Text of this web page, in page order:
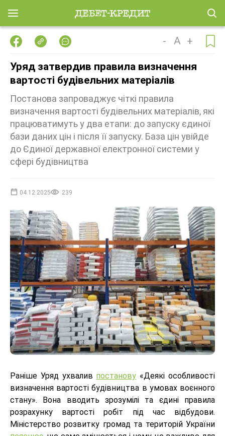
- A +
Уряд затвердив правила визначення
вартості будівельних матеріалів
Постанова запроваджує чіткі правила
визначення вартості будівельних матеріалів, які
працюватимуть у два етапи: до запуску єдиної
бази даних цін і після її запуску. База цін увійде
до Єдиної державної електронної системи у
сфері будівництва
04.12.2025 239
Раніше Уряд ухвалив постанову «Деякі особливості
визначення вартості будівництва в умовах воєнного
стану». Вона вводить зрозумілі та єдині правила
розрахунку вартості робіт під час відбудови.
Міністерство розвитку громад та територій України